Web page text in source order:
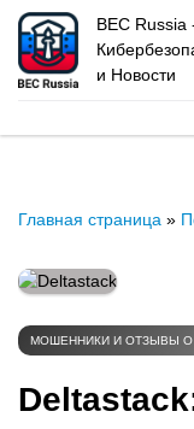
BEC Russia
и Новости
Главная страница »
МОШЕННИКИ И ОТЗЫВЫ О